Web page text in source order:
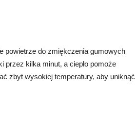
powietrze do zmiękczenia gumowych
przez kilka minut, a ciepło pomoże
zbyt wysokiej temperatury, aby uniknąć